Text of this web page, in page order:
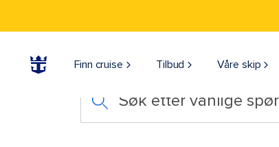
Finn cruise Tilbud Våre skip
Søk etter vanlige